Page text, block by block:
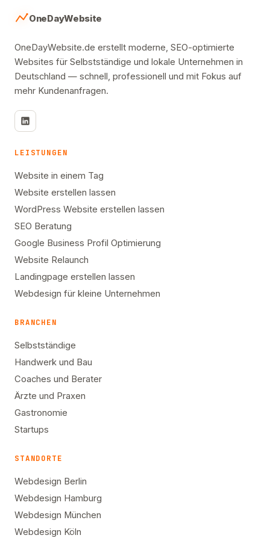
OneDayWebsite
OneDayWebsite.de erstellt moderne, SEO-optimierte
Websites für Selbstständige und lokale Unternehmen in
Deutschland — schnell, professionell und mit Fokus auf
mehr Kundenanfragen.
LEISTUNGEN
Website in einem Tag
Website erstellen lassen
WordPress Website erstellen lassen
SEO Beratung
Google Business Profil Optimierung
Website Relaunch
Landingpage erstellen lassen
Webdesign für kleine Unternehmen
BRANCHEN
Selbstständige
Handwerk und Bau
Coaches und Berater
Ärzte und Praxen
Gastronomie
Startups
STANDORTE
Webdesign Berlin
Webdesign Hamburg
Webdesign München
Webdesign Köln